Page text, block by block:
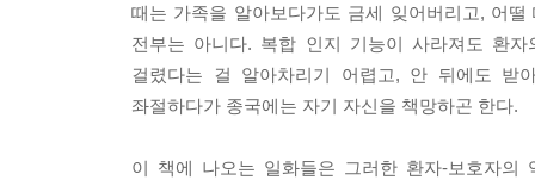
때는 가족을 알아보다가도 금세 잊어버리고, 어
전부는 아니다. 복합 인지 기능이 사라져도 환
걸렸다는 걸 알아차리기 어렵고, 안 뒤에도 받
좌절하다가 종국에는 자기 자신을 책망하곤 한다.
이 책에 나오는 일화들은 그러한 환자-보호자